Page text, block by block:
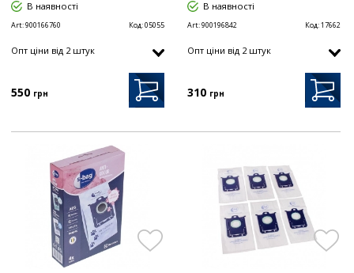
В наявності
Art:900166760 Код:05055
Опт цiни від 2 штук
550 грн
В наявності
Art:900196842 Код:17662
Опт цiни від 2 штук
310 грн